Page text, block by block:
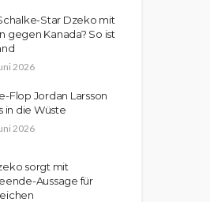
Star Dzeko mit
gegen Kanada? So ist
2026
Flop Jordan Larsson
in die Wüste
2026
sorgt mit
Aussage für